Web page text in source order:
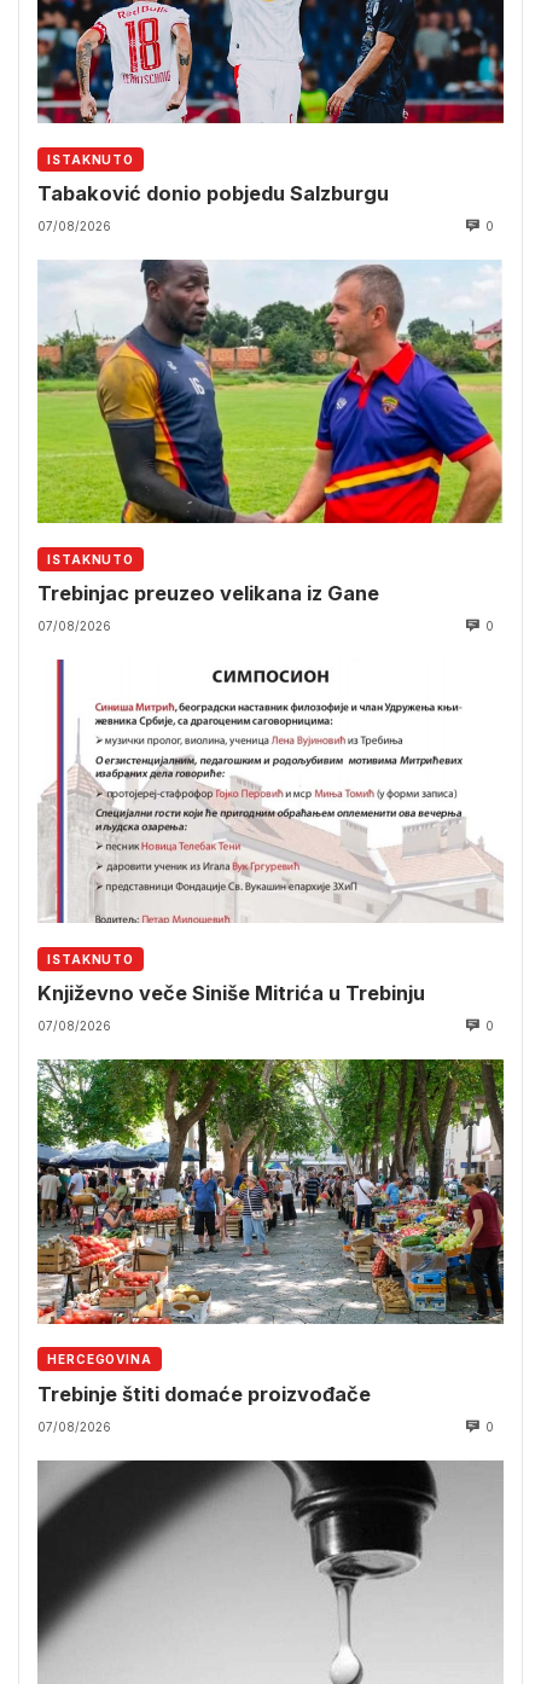
ISTAKNUTO
Tabaković donio pobjedu Salzburgu
07/08/2026 0
ISTAKNUTO
Trebinjac preuzeo velikana iz Gane
07/08/2026 0
ISTAKNUTO
Književno veče Siniše Mitrića u Trebinju
07/08/2026 0
HERCEGOVINA
Trebinje štiti domaće proizvođače
07/08/2026 0